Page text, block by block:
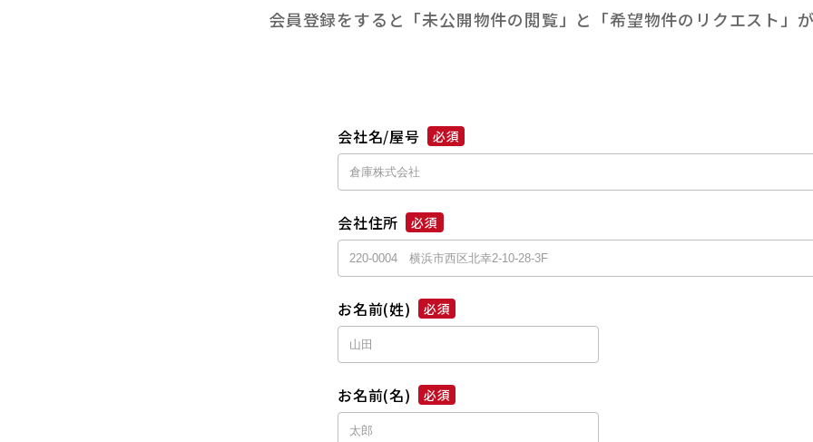
会員登録をすると「未公開物件の閲覧」と 「希望物件のリクエスト」
会社名/屋号 必須
会社住所 必須
お名前(姓) 必須
お名前(名) 必須